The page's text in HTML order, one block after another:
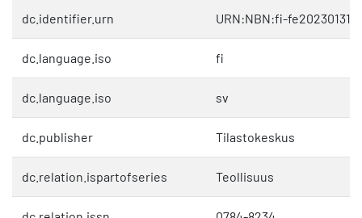
dc.identifier.urn URN:NBN:fi-
dc.language.iso fi
dc.language.iso sv
dc.publisher Tilastokeskus
dc.relation.ispartofseries Teollisuus